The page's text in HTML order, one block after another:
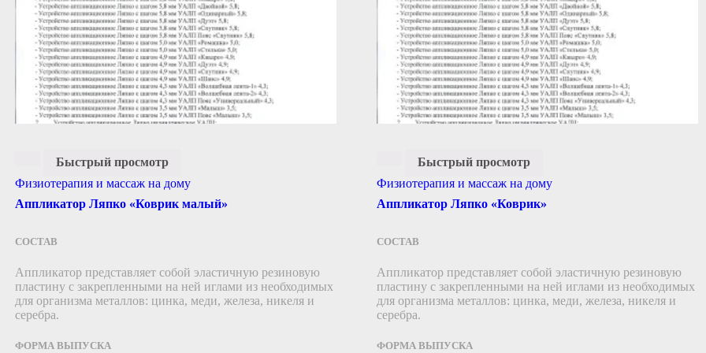
Быстрый просмотр
Физиотерапия и массаж на дому
Аппликатор Ляпко «Коврик малый»
СОСТАВ
Аппликатор представляет собой эластичную резиновую
пластину c закрепленными на ней иглами из необходимых
для организма металлов: цинка, меди, железа, никеля и
серебра.
ФОРМА ВЫПУСКА
Быстрый просмотр
Физиотерапия и массаж на дому
Аппликатор Ляпко «Коврик»
СОСТАВ
Аппликатор представляет собой эластичную резиновую
пластину c закрепленными на ней иглами из необходимых
для организма металлов: цинка, меди, железа, никеля и
серебра.
ФОРМА ВЫПУСКА